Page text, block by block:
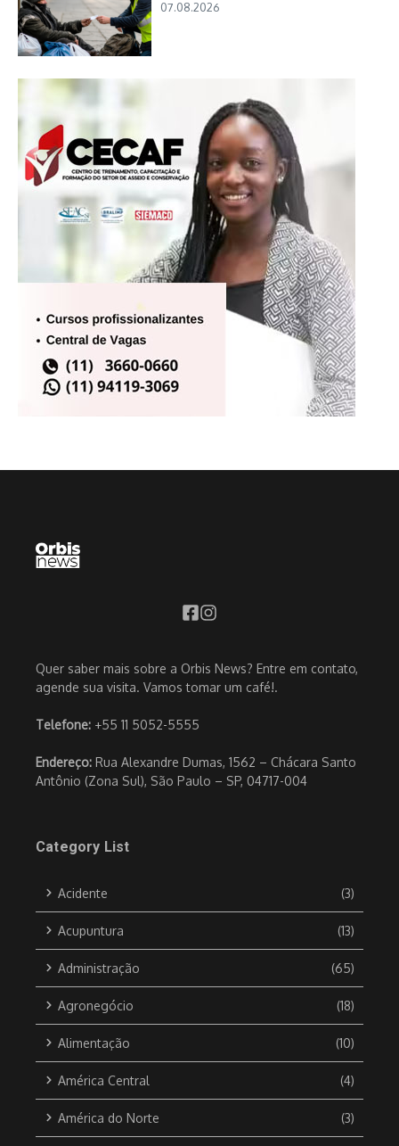
07.08.2026
Quer saber mais sobre a Orbis News? Entre em contato,
agende sua visita. Vamos tomar um café!.
Telefone: +55 11 5052-5555
Endereço: Rua Alexandre Dumas, 1562 – Chácara Santo
Antônio (Zona Sul), São Paulo – SP, 04717-004
Category List
Acidente (3)
Acupuntura (13)
Administração (65)
Agronegócio (18)
Alimentação (10)
América Central (4)
América do Norte (3)